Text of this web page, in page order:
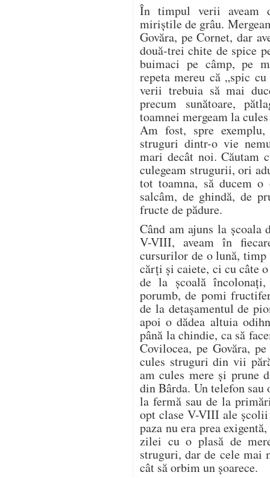
În timpul verii aveam
miriștile de grâu.
Govăra, pe Cornet, dar
două-trei chite de spice
buimaci pe câmp, pe
repeta mereu că „spic
verii trebuia să mai
precum sunătoare,
toamnei mergeam la
Am fost, spre
struguri dintr-o vie
mari decât noi. Căutam
culegeam strugurii, ori
tot toamna, să ducem o
salcâm, de ghindă, de
fructe de pădure.
Când am ajuns la școala
V-VIII, aveam în
cursurilor de o lună, timp
cărți și caiete, ci cu câte
de la școală
porumb, de pomi
de la detașamentul de
apoi o dădea altuia
până la chindie, ca să
Covilocea, pe Govăra,
cules struguri din vii
am cules mere și prune
din Bârda. Un telefon sau
la fermă sau de la
opt clase V-VIII ale școlii
paza nu era prea
zilei cu o plasă de
struguri, dar de cele mai
cât să orbim un șoarece.